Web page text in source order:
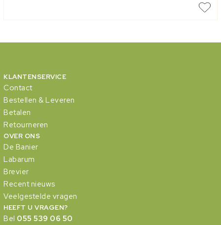
KLANTENSERVICE
Contact
Bestellen & Leveren
Betalen
Retourneren
OVER ONS
De Banier
Labarum
Brevier
Recent nieuws
Veelgestelde vragen
HEEFT U VRAGEN?
Bel 055 539 06 50